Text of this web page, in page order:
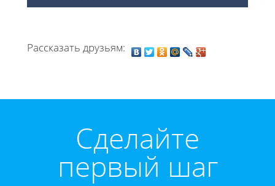
Рассказать друзьям:
Cделайте
первый шаг